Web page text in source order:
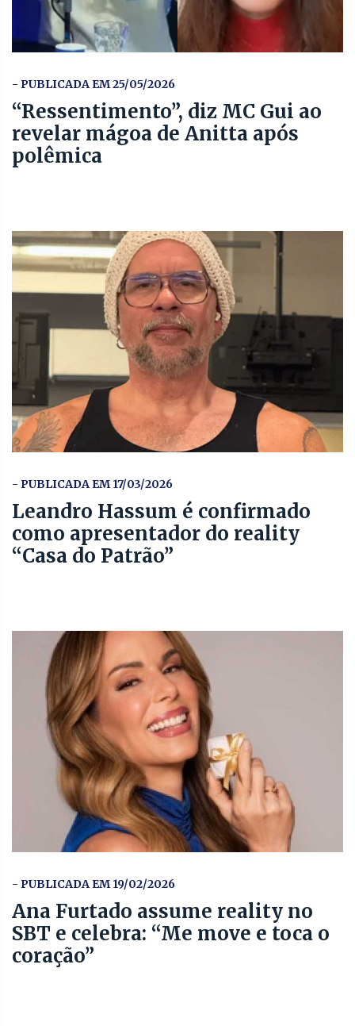
- PUBLICADA EM 25/05/2026
“Ressentimento”, diz MC Gui ao
revelar mágoa de Anitta após
polêmica
- PUBLICADA EM 17/03/2026
Leandro Hassum é confirmado
como apresentador do reality
“Casa do Patrão”
- PUBLICADA EM 19/02/2026
Ana Furtado assume reality no
SBT e celebra: “Me move e toca o
coração”